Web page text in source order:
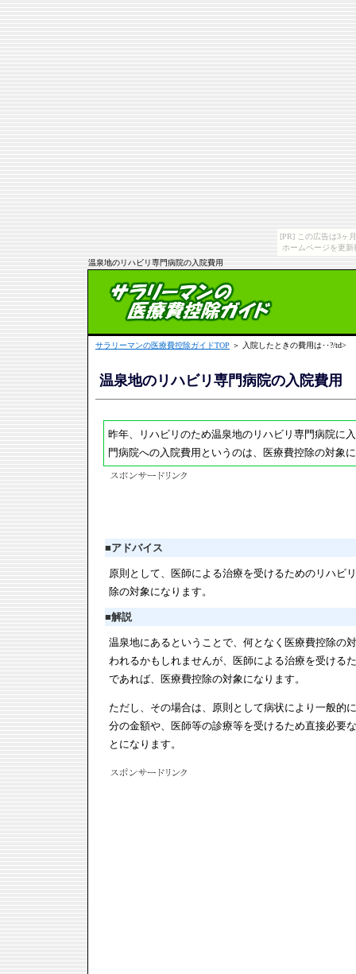
[PR] この広告は3ヶ
ホームページを更
温泉地のリハビリ専門病院の入院費用
サラリーマンの医療費控除ガイドTOP ＞ 入院したときの費用は･･?/td>
温泉地のリハビリ専門病院の入院費用
昨年、リハビリのため温泉地のリハビリ専門病院に
門病院への入院費用というのは、医療費控除の対象
■アドバイス
原則として、医師による治療を受けるためのリハビ
除の対象になります。
■解説
温泉地にあるということで、何となく医療費控除の
われるかもしれませんが、医師による治療を受ける
であれば、医療費控除の対象になります。
ただし、その場合は、原則として病状により一般的
分の金額や、医師等の診療等を受けるため直接必要
とになります。